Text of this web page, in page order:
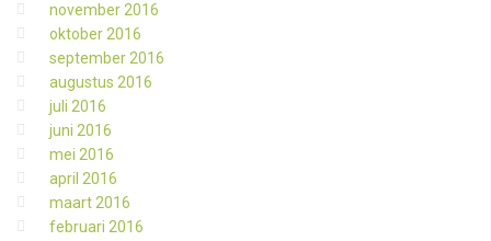
november 2016
oktober 2016
september 2016
augustus 2016
juli 2016
juni 2016
mei 2016
april 2016
maart 2016
februari 2016